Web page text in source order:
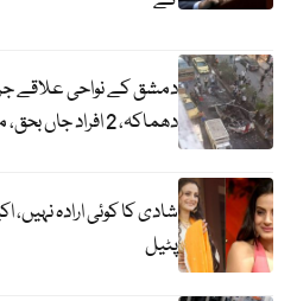
دمشق کے نواحی علاقے
دھماکہ، 2 افراد جاں بحق، متعدد زخمی
شادی کا کوئی ارادہ
پٹیل